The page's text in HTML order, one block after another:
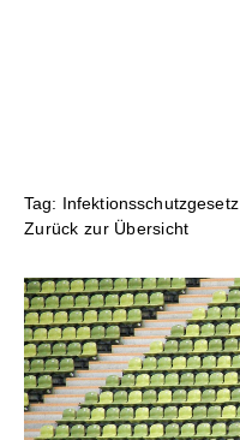
Tag: Infektionsschutzgesetz
Zurück zur Übersicht